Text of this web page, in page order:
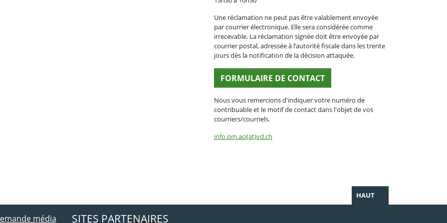
Une réclamation ne peut pas être valablement envoyée
par courrier électronique. Elle sera considérée comme
irrecevable. La réclamation signée doit être envoyée par
courrier postal, adressée à l’autorité fiscale dans les trente
jours dès la notification de la décision attaquée.
FORMULAIRE DE CONTACT
Nous vous remercions d'indiquer votre numéro de
contribuable et le motif de contact dans l'objet de vos
courriers/courriels.
info.pm.aci(at)vd.ch
HAUT
média SITES PARTENAIRES